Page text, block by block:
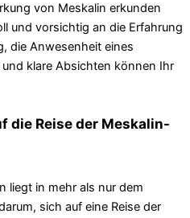
von Meskalin erkunden
und vorsichtig an die Erfahrung
die Anwesenheit eines
klare Absichten können Ihr
die Reise der Meskalin-
liegt in mehr als nur dem
sich auf eine Reise der